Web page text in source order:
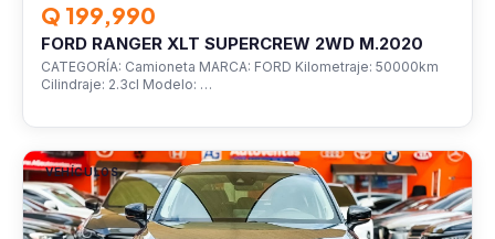
Q 199,990
FORD RANGER XLT SUPERCREW 2WD M.2020
CATEGORÍA: Camioneta MARCA: FORD Kilometraje: 50000km
Cilindraje: 2.3cl Modelo: …
VEHÍCULOS